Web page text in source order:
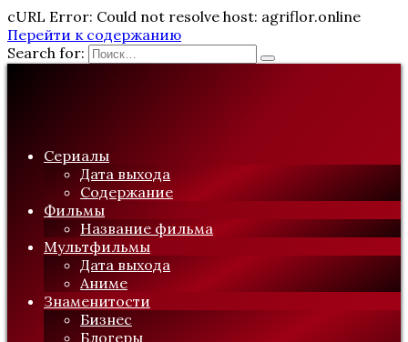
cURL Error: Could not resolve host: agriflor.online
Перейти к содержанию
Search for:
Сериалы
Дата выхода
Содержание
Фильмы
Название фильма
Мультфильмы
Дата выхода
Аниме
Знаменитости
Бизнес
Блогеры